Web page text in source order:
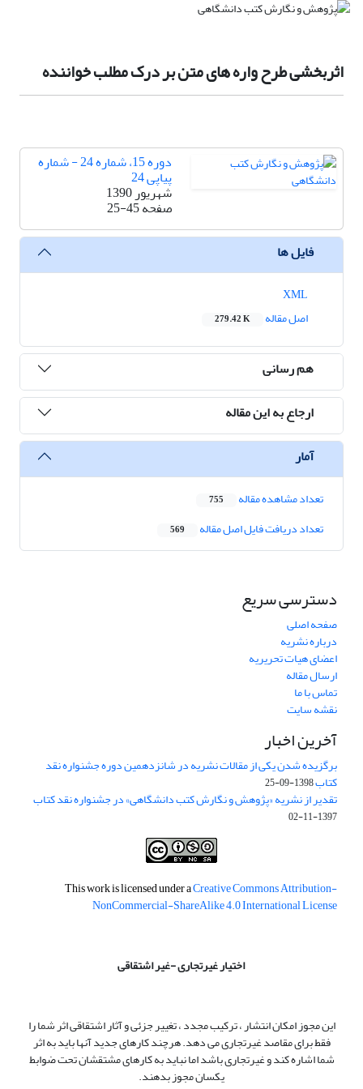
اثربخشی طرح واره های متن بر درک مطلب خواننده
دوره 15، شماره 24 - شماره
پیاپی 24
شهریور 1390
صفحه25-45
فایل ها
اصل مقاله
279.42 K
هم رسانی
ارجاع به این مقاله
آمار
تعداد مشاهده مقاله 755
تعداد دریافت فایل اصل مقاله 569
دسترسی سریع
صفحه اصلی
درباره نشریه
اعضای هیات تحریریه
ارسال مقاله
تماس با ما
نقشه سایت
آخرین اخبار
برگزیده شدن یکی از مقالات نشریه در شانزدهمین دوره جشنواره نقد
کتاب1398-09-25
تقدیر از نشریه «پژوهش و نگارش کتب دانشگاهی» در جشنواره نقد کتاب
1397-11-02
This work is licensed under aCreative Commons Attribution-
NonCommercial-ShareAlike 4.0 International License
اختیار غیرتجاری -غیر اشتقاقی
این مجوز امکان انتشار ، ترکیب مجدد ، تغییر جزئی و آثار اشتقاقی اثر شما را
فقط برای مقاصد غیرتجاری می دهد. هرچند کارهای جدید آنها باید به اثر
شما اشاره کند و غیرتجاری باشد اما نباید به کارهای مشتقشان تحت ضوابط
یکسان مجوز بدهند.